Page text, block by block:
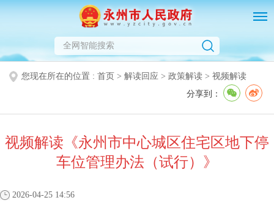
您现在所在的位置 : 首页 > 解读回应 > 政策解读 > 视频解读
分享到：
视频解读《永州市中心城区住宅区地下停
车位管理办法（试行）》
2026-04-25 14:56